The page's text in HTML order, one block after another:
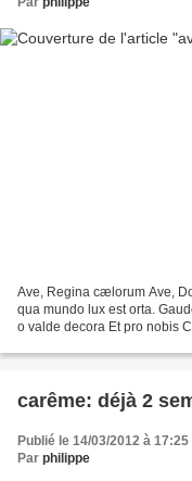
Ave, Regina cælorum Ave,
qua mundo lux est orta.
o valde decora Et pro nobis
carême: déjà 2
Publié le 14/03/2012 à 17:25
Par philippe